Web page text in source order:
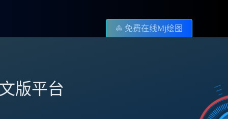
⛵️ 免费在线Mj绘图
版平台